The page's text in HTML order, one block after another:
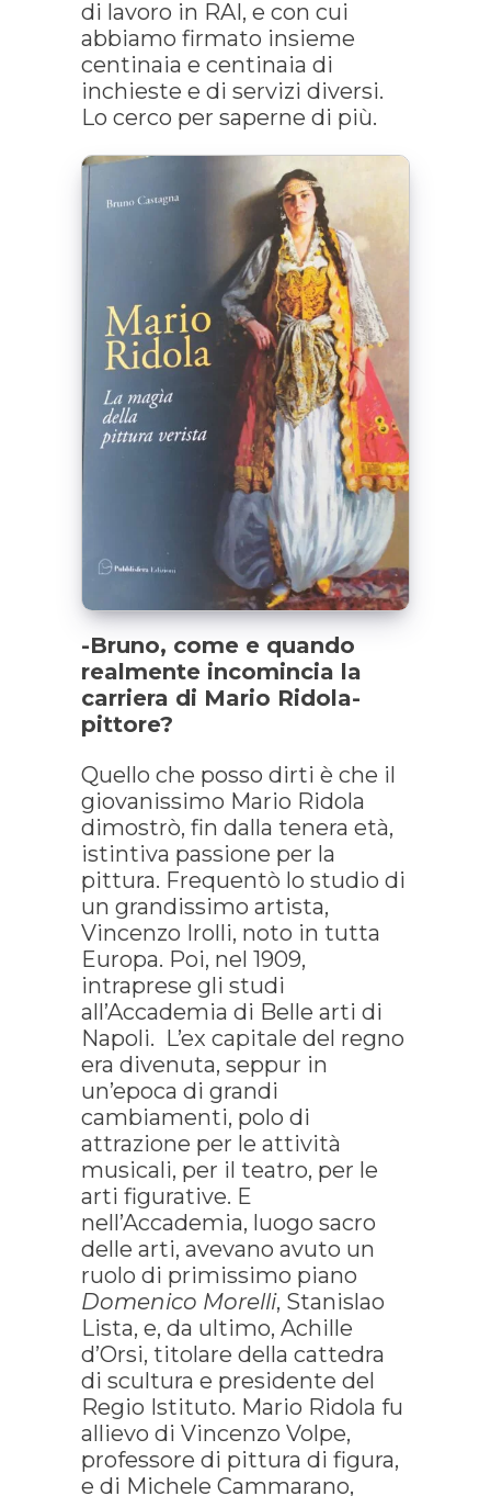
di lavoro in RAI, e con cui
abbiamo firmato insieme
centinaia e centinaia di
inchieste e di servizi diversi.
Lo cerco per saperne di più.
-Bruno, come e quando
realmente incomincia la
carriera di Mario Ridola-
pittore?
Quello che posso dirti è che il
giovanissimo Mario Ridola
dimostrò, fin dalla tenera età,
istintiva passione per la
pittura. Frequentò lo studio di
un grandissimo artista,
Vincenzo Irolli, noto in tutta
Europa. Poi, nel 1909,
intraprese gli studi
all’Accademia di Belle arti di
Napoli. L’ex capitale del regno
era divenuta, seppur in
un’epoca di grandi
cambiamenti, polo di
attrazione per le attività
musicali, per il teatro, per le
arti figurative. E
nell’Accademia, luogo sacro
delle arti, avevano avuto un
ruolo di primissimo piano
Domenico Morelli, Stanislao
Lista, e, da ultimo, Achille
d’Orsi, titolare della cattedra
di scultura e presidente del
Regio Istituto. Mario Ridola fu
allievo di Vincenzo Volpe,
professore di pittura di figura,
e di Michele Cammarano,